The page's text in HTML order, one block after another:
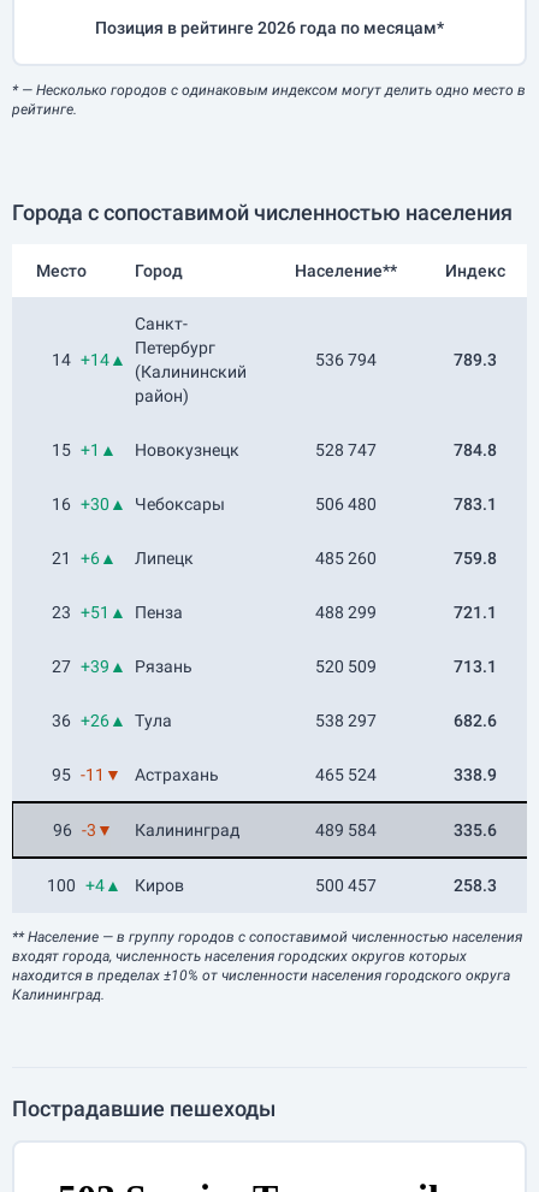
Позиция в рейтинге 2026 года по месяцам*
*— Несколько городов с одинаковым индексом могут делить одно место в
рейтинге.
Города с сопоставимой численностью населения
Место Город Население** Индекс
14 +14▲
Санкт-
Петербург
(Калининский
район)
536 794 789.3
15 +1▲ Новокузнецк 528 747 784.8
16 +30▲ Чебоксары 506 480 783.1
21 +6▲ Липецк 485 260 759.8
23 +51▲ Пенза 488 299 721.1
27 +39▲ Рязань 520 509 713.1
36 +26▲ Тула 538 297 682.6
95 -11▼ Астрахань 465 524 338.9
96 -3▼ Калининград 489 584 335.6
100 +4▲ Киров 500 457 258.3
** Население — в группу городов с сопоставимой численностью населения
входят города, численность населения городских округов которых
находится в пределах ±10% от численности населения городского округа
Калининград.
Пострадавшие пешеходы